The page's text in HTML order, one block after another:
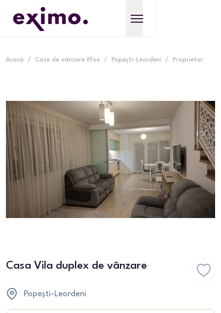
Acasă / Case de vânzare Ilfov / Popești-Leordeni / Proprietar
Casa Vila duplex de vânzare
Popești-Leordeni